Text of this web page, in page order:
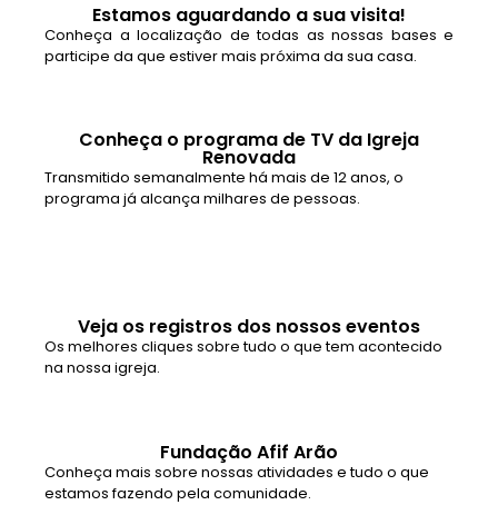
Estamos aguardando a sua visita!
Conheça a localização de todas as nossas bases e
participe da que estiver mais próxima da sua casa.
Conheça o programa de TV da Igreja
Renovada
Transmitido semanalmente há mais de 12 anos, o
programa já alcança milhares de pessoas.
Veja os registros dos nossos eventos
Os melhores cliques sobre tudo o que tem acontecido
na nossa igreja.
Fundação Afif Arão
Conheça mais sobre nossas atividades e tudo o que
estamos fazendo pela comunidade.